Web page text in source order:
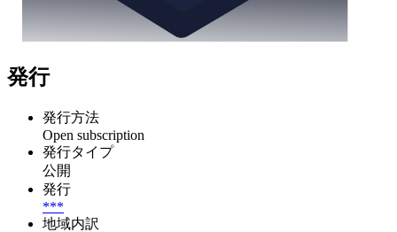
発行
発行方法
Open subscription
発行タイプ
公開
発行
***
地域内訳